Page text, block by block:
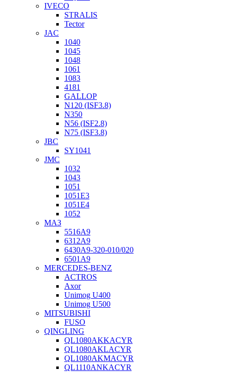
IVECO
STRALIS
Tector
JAC
1040
1045
1048
1061
1083
4181
GALLOP
N120 (ISF3.8)
N350
N56 (ISF2.8)
N75 (ISF3.8)
JBC
SY1041
JMC
1032
1043
1051
1051Е3
1051Е4
1052
МАЗ
5516А9
6312А9
6430А9-320-010/020
6501А9
MERCEDES-BENZ
ACTROS
Axor
Unimog U400
Unimog U500
MITSUBISHI
FUSO
QINGLING
QL1080AKKACYR
QL1080AKLACYR
QL1080AKMACYR
QL1110ANKACYR